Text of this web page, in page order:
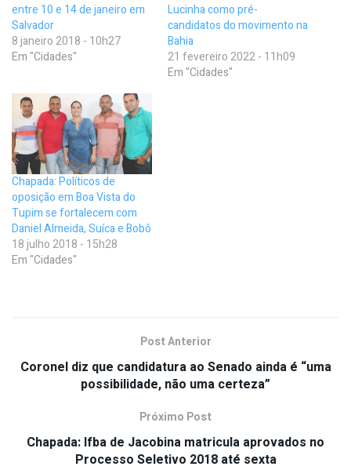
entre 10 e 14 de janeiro em
Salvador
8 janeiro 2018 - 10h27
Em "Cidades"
Lucinha como pré-
candidatos do movimento na
Bahia
21 fevereiro 2022 - 11h09
Em "Cidades"
Chapada: Políticos de
oposição em Boa Vista do
Tupim se fortalecem com
Daniel Almeida, Suíca e Bobô
18 julho 2018 - 15h28
Em "Cidades"
Post Anterior
Coronel diz que candidatura ao Senado ainda é “uma
possibilidade, não uma certeza”
Próximo Post
Chapada: Ifba de Jacobina matricula aprovados no
Processo Seletivo 2018 até sexta